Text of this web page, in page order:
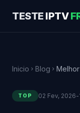
TESTE IPTV
Inicio chevron_right Blog chevron_right
TOP 02 Fev, 2026-